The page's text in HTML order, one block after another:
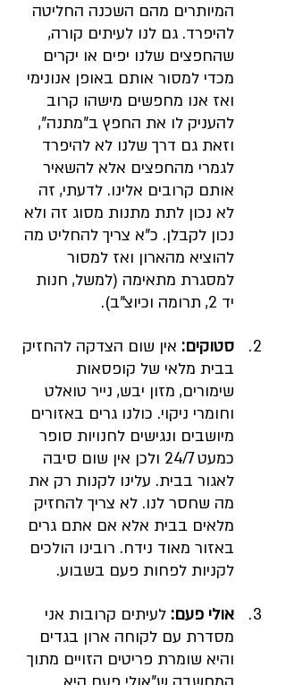
המיותרים מהם השכנה החליטה
להיפרד. גם לנו לעיתים קורה,
שהחפצים שלנו יפים או יקרים
מכדי למסור אותם באופן אנונימי
ואז אנו מחפשים מישהו קרוב
להעניק לו את החפץ ב"מתנה",
וזאת גם דרך שלנו לא להיפרד
לגמרי מהחפצים אלא להשאיר
אותם קרובים אלינו. לדעתי, זה
לא נכון לתת מתנות מסוג זה ולא
נכון לקבלן. כ"א צריך להחליט מה
להוציא מהארון ואז למסור
למסגרת מתאימה (למשל, חנות
יד 2, תרומה וכיוצ"ב).
סטוקים: אין שום הצדקה להחזיק
בבית מלאי של קופסאות
שימורים, מזון יבש, נייר טואלט
וחומרי ניקוי. כולנו גרים באזורים
מיושבים ונגישים לחנויות סופר
כמעט 24/7 ולכן אין שום סיבה
לאגור בבית. עלינו לקנות רק את
מה שחסר לנו. לא צריך להחזיק
מלאים בבית אלא אם אתם גרים
באזור מאוד נידח. רובינו הולכים
לקניות לפחות פעם בשבוע.
אולי פעם: לעיתים קרובות אני
מסדרת עם לקוחה ארון בגדים
והיא שומרת פריטים הזויים מתוך